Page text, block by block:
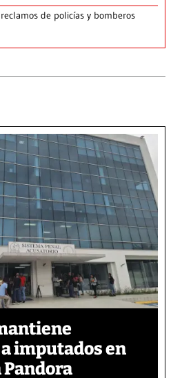
de policías y bomberos
imputados en